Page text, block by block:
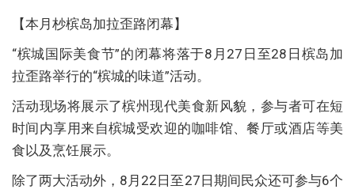
【本月杪槟岛加拉歪路闭幕】
“槟城国际美食节”的闭幕将落于8月27日至28日槟岛加
拉歪路举行的“槟城的味道”活动。
活动现场将展示了槟州现代美食新风貌，参与者可在短
时间内享用来自槟城受欢迎的咖啡馆、餐厅或酒店等美
食以及烹饪展示。
除了两大活动外，8月22日至27日期间民众还可参与6个